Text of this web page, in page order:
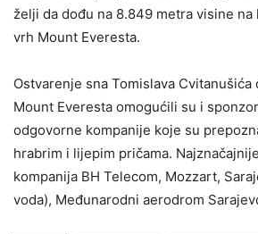
želji da dođu na 8.849 metra visine na
vrh Mount Everesta.
Ostvarenje sna Tomislava Cvitanušića
Mount Everesta omogućili su i
odgovorne kompanije koje su
hrabrim i lijepim pričama.
kompanija BH Telecom, Mozzart,
voda), Međunarodni aerodrom